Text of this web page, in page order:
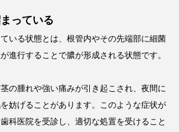
っている
いる状態とは、根管内やその先端部に細菌
進行することで膿が形成される状態です。
の腫れや強い痛みが引き起こされ、夜間に
妨げることがあります。このような症状が
科医院を受診し、適切な処置を受けること